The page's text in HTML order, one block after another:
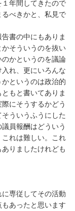
年間してきたので
べきかと、私見で
書の中にもありま
そういうのを抜い
かというのを議論
れ、更にいろんな
というのは政治的
もと書いてありま
にそうするかどう
ういうふうにした
員報酬はどういう
れは難しい。これ
りましたけれども
に専従してその活動
あったと思います